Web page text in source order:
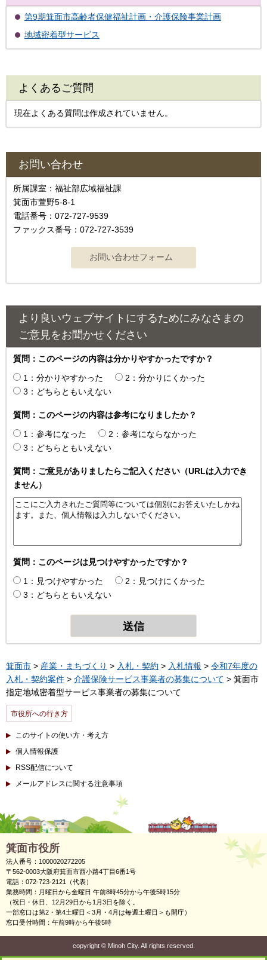
第9期箕面市高齢者保健福祉計画・介護保険事業計画
地域密着型サービス
よくあるご質問
現在よくある質問は作成されていません。
お問い合わせ
所属課室：福祉部広域福祉課
箕面市萱野5-8-1
電話番号：072-727-9539
ファックス番号：072-727-3539
より良いウェブサイトにするためにみなさまの
ご意見をお聞かせください
質問：このページの内容は分かりやすかったですか？
1：分かりやすかった
2：分かりにくかった
3：どちらともいえない
質問：このページの内容は参考になりましたか？
1：参考になった
2：参考にならなかった
3：どちらともいえない
質問：ご意見がありましたらご記入ください（URLは入力でき
ません）
質問：このページは見つけやすかったですか？
1：見つけやすかった
2：見つけにくかった
3：どちらともいえない
箕面市 > 産業・まちづくり > 入札・契約 > 入札情報 > 令和7年度の
入札・契約案件 > 介護保険サービス事業者の募集について > 箕面市
指定地域密着型サービス事業者の募集について
市役所への行き方
このサイトの使い方・考え方
個人情報保護
RSS配信について
メールアドレスに関する注意事項
箕面市役所
法人番号：1000020272205
〒562-0003大阪府箕面市西小路4丁目6番1号
電話：072-723-2121（代表）
業務時間：月曜日から金曜日 午前8時45分から午後5時15分
（祝日・休日、12月29日から1月3日を除く。
一部窓口は第2・第4土曜日＜3月・4月は毎週土曜日＞も開庁）
窓口受付時間：午前9時から午後5時
copyright ©Minoh City. All rights reserved.